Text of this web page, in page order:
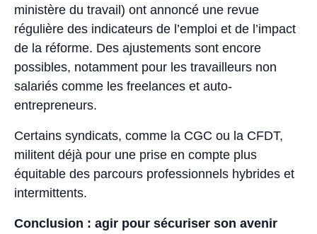
ministère du travail) ont annoncé une revue
régulière des indicateurs de l’emploi et de l’impact
de la réforme. Des ajustements sont encore
possibles, notamment pour les travailleurs non
salariés comme les freelances et auto-
entrepreneurs.
Certains syndicats, comme la CGC ou la CFDT,
militent déjà pour une prise en compte plus
équitable des parcours professionnels hybrides et
intermittents.
Conclusion : agir pour sécuriser son avenir